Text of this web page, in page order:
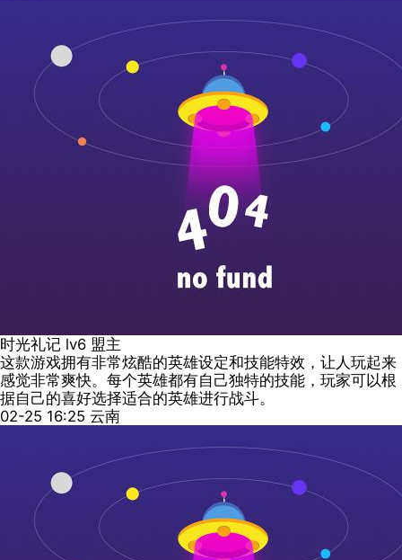
时光礼记 lv6 盟主
这款游戏拥有非常炫酷的英雄设定和技能特效，让人玩起来
感觉非常爽快。每个英雄都有自己独特的技能，玩家可以根
据自己的喜好选择适合的英雄进行战斗。
02-25 16:25 云南